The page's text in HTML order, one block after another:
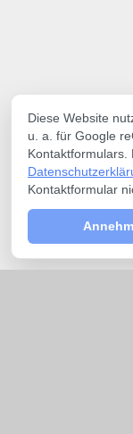
Diese Website
u. a. für Google
Kontaktformulars.
Kontaktformular